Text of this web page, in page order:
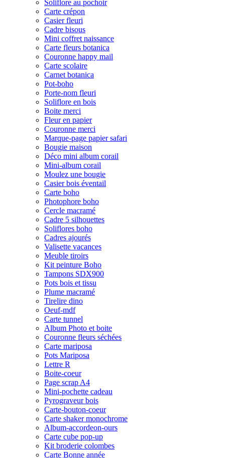
Soliflore au pochoir
Carte crépon
Casier fleuri
Cadre bisous
Mini coffret naissance
Carte fleurs botanica
Couronne happy mail
Carte scolaire
Carnet botanica
Pot-boho
Porte-nom fleuri
Soliflore en bois
Boite merci
Fleur en papier
Couronne merci
Marque-page papier safari
Bougie maison
Déco mini album corail
Mini-album corail
Moulez une bougie
Casier bois éventail
Carte boho
Photophore boho
Cercle macramé
Cadre 5 silhouettes
Soliflores boho
Cadres ajourés
Valisette vacances
Meuble tiroirs
Kit peinture Boho
Tampons SDX900
Pots bois et tissu
Plume macramé
Tirelire dino
Oeuf-mdf
Carte tunnel
Album Photo et boite
Couronne fleurs séchées
Carte mariposa
Pots Mariposa
Lettre R
Boite-coeur
Page scrap A4
Mini-pochette cadeau
Pyrograveur bois
Carte-bouton-coeur
Carte shaker monochrome
Album-accordeon-ours
Carte cube pop-up
Kit broderie colombes
Carte Bonne année